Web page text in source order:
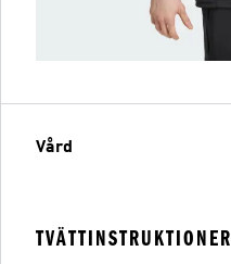
Vård
TVÄTTINSTRUKTIONER